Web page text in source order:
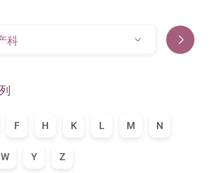
科
F H K L M N
W Y Z